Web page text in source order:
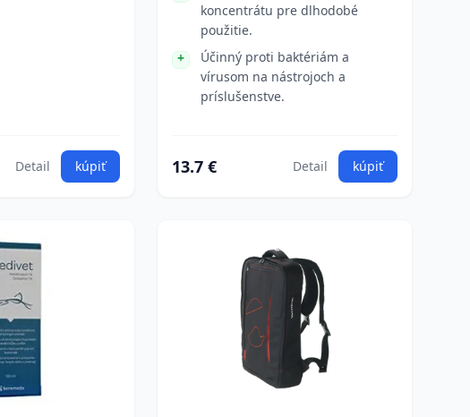
Detail kúpiť
koncentrátu pre dlhodobé
použitie.
Účinný proti baktériám a
vírusom na nástrojoch a
príslušenstve.
13.7 € Detail kúpiť